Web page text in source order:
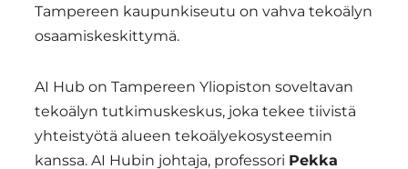
Tampereen kaupunkiseutu on vahva tekoälyn
osaamiskeskittymä.
AI Hub on Tampereen Yliopiston soveltavan
tekoälyn tutkimuskeskus, joka tekee tiivistä
yhteistyötä alueen tekoälyekosysteemin
kanssa. AI Hubin johtaja, professori Pekka